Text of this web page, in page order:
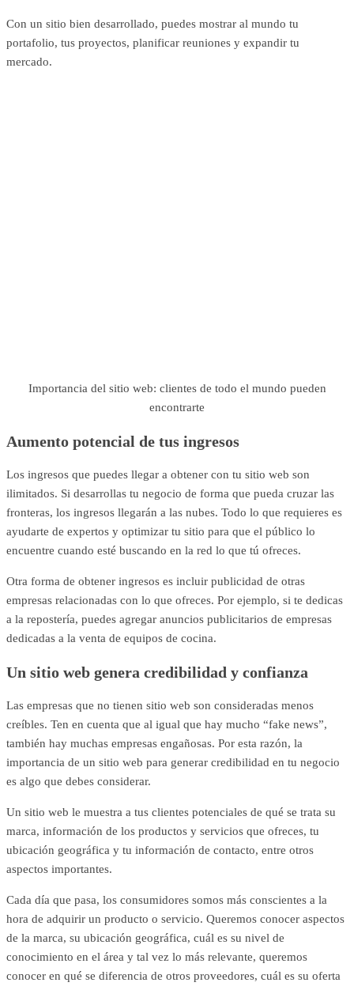
Con un sitio bien desarrollado, puedes mostrar al mundo tu
portafolio, tus proyectos, planificar reuniones y expandir tu
mercado.
Importancia del sitio web: clientes de todo el mundo pueden
encontrarte
Aumento potencial de tus ingresos
Los ingresos que puedes llegar a obtener con tu sitio web son
ilimitados. Si desarrollas tu negocio de forma que pueda cruzar las
fronteras, los ingresos llegarán a las nubes. Todo lo que requieres es
ayudarte de expertos y optimizar tu sitio para que el público lo
encuentre cuando esté buscando en la red lo que tú ofreces.
Otra forma de obtener ingresos es incluir publicidad de otras
empresas relacionadas con lo que ofreces. Por ejemplo, si te dedicas
a la repostería, puedes agregar anuncios publicitarios de empresas
dedicadas a la venta de equipos de cocina.
Un sitio web genera credibilidad y confianza
Las empresas que no tienen sitio web son consideradas menos
creíbles. Ten en cuenta que al igual que hay mucho “fake news”,
también hay muchas empresas engañosas. Por esta razón, la
importancia de un sitio web para generar credibilidad en tu negocio
es algo que debes considerar.
Un sitio web le muestra a tus clientes potenciales de qué se trata su
marca, información de los productos y servicios que ofreces, tu
ubicación geográfica y tu información de contacto, entre otros
aspectos importantes.
Cada día que pasa, los consumidores somos más conscientes a la
hora de adquirir un producto o servicio. Queremos conocer aspectos
de la marca, su ubicación geográfica, cuál es su nivel de
conocimiento en el área y tal vez lo más relevante, queremos
conocer en qué se diferencia de otros proveedores, cuál es su oferta